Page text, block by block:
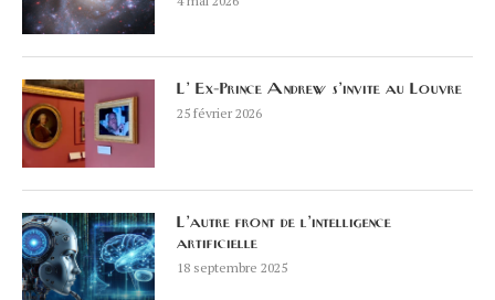
L’ Ex-Prince Andrew s’invite au Louvre
25 février 2026
L’autre front de l’intelligence
artificielle
18 septembre 2025